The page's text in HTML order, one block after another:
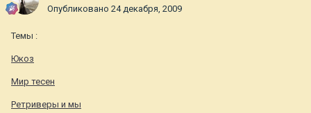
Опубликовано 24 декабря, 2009
Темы :
Юкоз
Мир тесен
Ретриверы и мы